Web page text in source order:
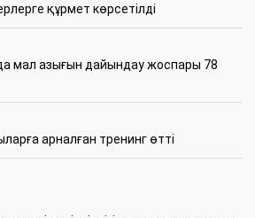
құрмет көрсетілді
мал азығын дайындау жоспары 78
арналған тренинг өтті